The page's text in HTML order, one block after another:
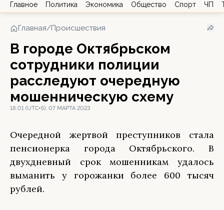
Главное Политика Экономика Общество Спорт ЧП
Главная/Происшествия
В городе Октябрьском
сотрудники полиции
расследуют очередную
мошенническую схему
18:01 (UTC+5), 07 МАРТА 2023
Очередной жертвой преступников стала
пенсионерка города Октябрьского. В
двухдневный срок мошенникам удалось
выманить у горожанки более 600 тысяч
рублей.